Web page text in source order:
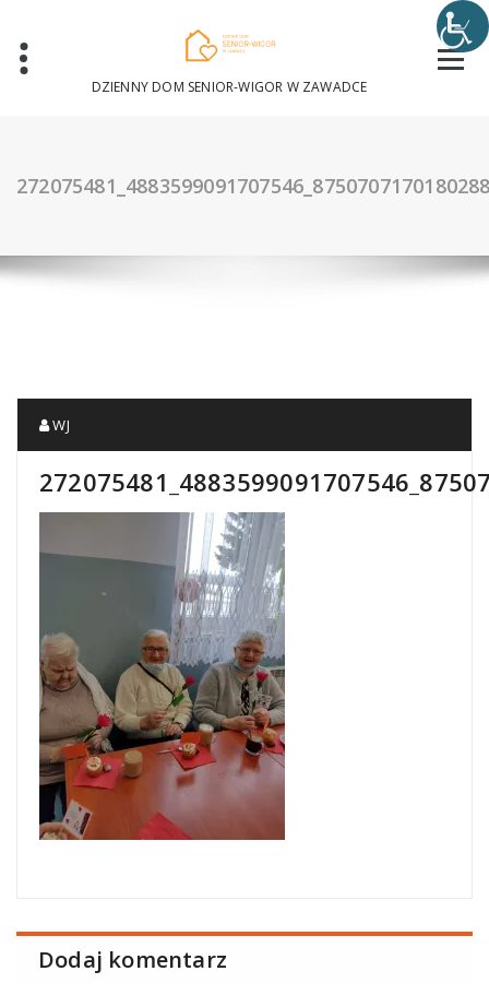
content
DZIENNY DOM SENIOR-WIGOR W ZAWADCE
WJ
Dodaj komentarz